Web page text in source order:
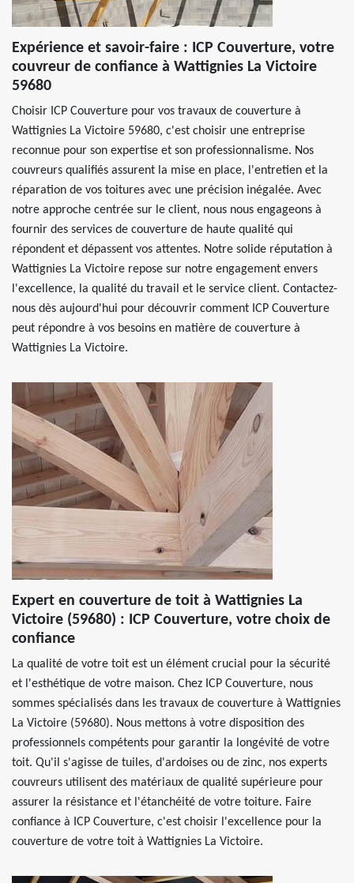
Expérience et savoir-faire : ICP Couverture, votre
couvreur de confiance à Wattignies La Victoire
59680
Choisir ICP Couverture pour vos travaux de couverture à
Wattignies La Victoire 59680, c'est choisir une entreprise
reconnue pour son expertise et son professionnalisme. Nos
couvreurs qualifiés assurent la mise en place, l'entretien et la
réparation de vos toitures avec une précision inégalée. Avec
notre approche centrée sur le client, nous nous engageons à
fournir des services de couverture de haute qualité qui
répondent et dépassent vos attentes. Notre solide réputation à
Wattignies La Victoire repose sur notre engagement envers
l'excellence, la qualité du travail et le service client. Contactez-
nous dès aujourd'hui pour découvrir comment ICP Couverture
peut répondre à vos besoins en matière de couverture à
Wattignies La Victoire.
Expert en couverture de toit à Wattignies La
Victoire (59680) : ICP Couverture, votre choix de
confiance
La qualité de votre toit est un élément crucial pour la sécurité
et l'esthétique de votre maison. Chez ICP Couverture, nous
sommes spécialisés dans les travaux de couverture à Wattignies
La Victoire (59680). Nous mettons à votre disposition des
professionnels compétents pour garantir la longévité de votre
toit. Qu'il s'agisse de tuiles, d'ardoises ou de zinc, nos experts
couvreurs utilisent des matériaux de qualité supérieure pour
assurer la résistance et l'étanchéité de votre toiture. Faire
confiance à ICP Couverture, c'est choisir l'excellence pour la
couverture de votre toit à Wattignies La Victoire.